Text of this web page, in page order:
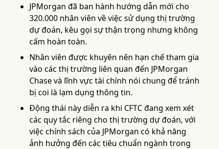
JPMorgan đã ban hành hướng dẫn mới cho
320.000 nhân viên về việc sử dụng thị trường
dự đoán, kêu gọi sự thận trọng nhưng không
cấm hoàn toàn.
Nhân viên được khuyên nên hạn chế tham gia
vào các thị trường liên quan đến JPMorgan
Chase và lĩnh vực tài chính nói chung để tránh
bị coi là lạm dụng thông tin.
Động thái này diễn ra khi CFTC đang xem xét
các quy tắc riêng cho thị trường dự đoán, với
việc chính sách của JPMorgan có khả năng
ảnh hưởng đến các tiêu chuẩn ngành trong